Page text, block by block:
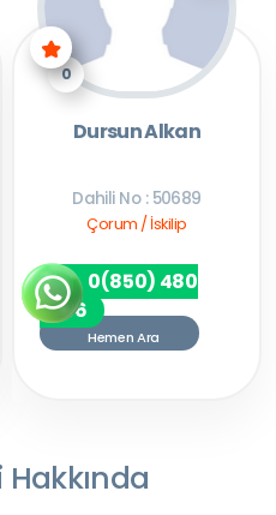
0
Dursun Alkan
Dahili No : 50689
Çorum / İskilip
0(850) 480
7256
Hemen Ara
Hakkında